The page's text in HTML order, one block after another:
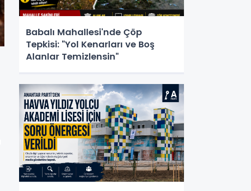
Babalı Mahallesi'nde Çöp
Tepkisi: "Yol Kenarları ve Boş
Alanlar Temizlensin"